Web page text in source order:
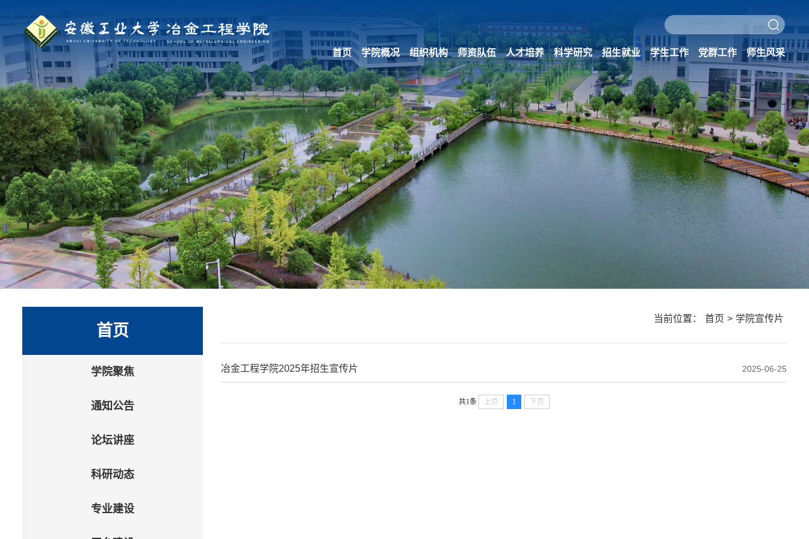
首页 学院概况 组织机构 师资队伍 人才培养 科学研究 招生就业 学生工作 党群工作 师生风采
首页
学院聚焦
通知公告
论坛讲座
科研动态
专业建设
当前位置： 首页 > 学院宣传片
冶金工程学院2025年招生宣传片 2025-06-25
共1条 上页 1 下页